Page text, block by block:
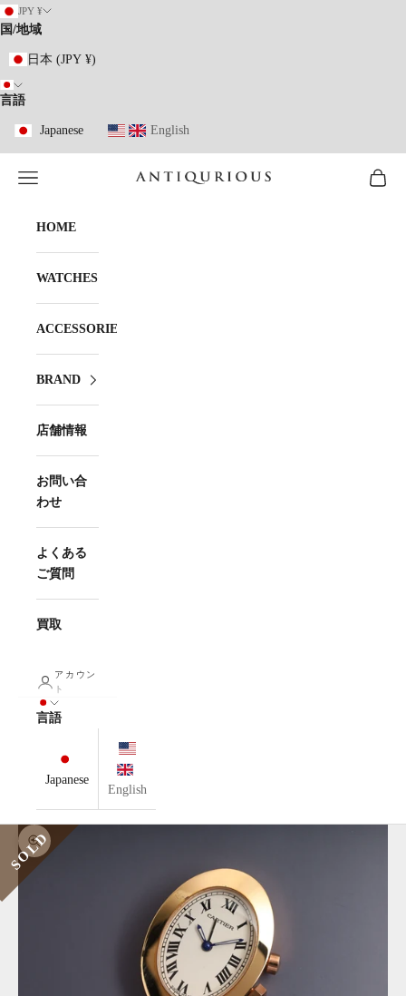
コンテンツへスキップ
JPY ¥
国/地域
日本 (JPY ¥)
言語
Japanese English
ANTIQURIOUS
メニューを開く カー
HOME
WATCHES
ACCESSORIES
BRAND
店舗情報
お問い合
わせ
よくある
ご質問
買取
アカウン
ト
言語
Japanese
English
ズームイン
SOLD